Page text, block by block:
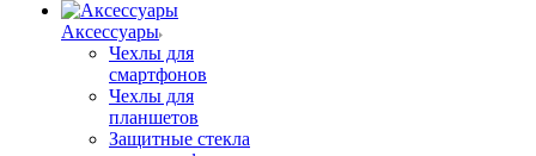
Аксессуары
Чехлы для
смартфонов
Чехлы для
планшетов
Защитные стекла